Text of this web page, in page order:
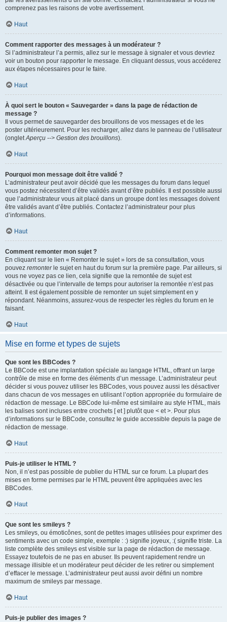
comprenez pas les raisons de votre avertissement.
Haut
Comment rapporter des messages à un modérateur ?
Si l’administrateur l’a permis, allez sur le message à signaler et vous devriez
voir un bouton pour rapporter le message. En cliquant dessus, vous accéderez
aux étapes nécessaires pour le faire.
Haut
À quoi sert le bouton « Sauvegarder » dans la page de rédaction de
message ?
Il vous permet de sauvegarder des brouillons de vos messages et de les
poster ultérieurement. Pour les recharger, allez dans le panneau de l’utilisateur
(ongletAperçu --> Gestion des brouillons).
Haut
Pourquoi mon message doit être validé ?
L’administrateur peut avoir décidé que les messages du forum dans lequel
vous postez nécessitent d’être validés avant d’être publiés. Il est possible aussi
que l’administrateur vous ait placé dans un groupe dont les messages doivent
être validés avant d’être publiés. Contactez l’administrateur pour plus
d’informations.
Haut
Comment remonter mon sujet ?
En cliquant sur le lien « Remonter le sujet » lors de sa consultation, vous
pouvez remonterle sujet en haut du forum sur la première page. Par ailleurs, si
vous ne voyez pas ce lien, cela signifie que la remontée de sujet est
désactivée ou que l’intervalle de temps pour autoriser la remontée n’est pas
atteint. Il est également possible de remonter un sujet simplement en y
répondant. Néanmoins, assurez-vous de respecter les règles du forum en le
faisant.
Haut
Mise en forme et types de sujets
Que sont les BBCodes ?
Le BBCode est une implantation spéciale au langage HTML, offrant un large
contrôle de mise en forme des éléments d’un message. L’administrateur peut
décider si vous pouvez utiliser les BBCodes, vous pouvez aussi les désactiver
dans chacun de vos messages en utilisant l’option appropriée du formulaire de
rédaction de message. Le BBCode lui-même est similaire au style HTML, mais
les balises sont incluses entre crochets [ et ] plutôt que < et >. Pour plus
d’informations sur le BBCode, consultez le guide accessible depuis la page de
rédaction de message.
Haut
Puis-je utiliser le HTML ?
Non, il n’est pas possible de publier du HTML sur ce forum. La plupart des
mises en forme permises par le HTML peuvent être appliquées avec les
BBCodes.
Haut
Que sont les smileys ?
Les smileys, ou émoticônes, sont de petites images utilisées pour exprimer des
sentiments avec un code simple, exemple : :) signifie joyeux, :( signifie triste. La
liste complète des smileys est visible sur la page de rédaction de message.
Essayez toutefois de ne pas en abuser. Ils peuvent rapidement rendre un
message illisible et un modérateur peut décider de les retirer ou simplement
d’effacer le message. L’administrateur peut aussi avoir défini un nombre
maximum de smileys par message.
Haut
Puis-je publier des images ?